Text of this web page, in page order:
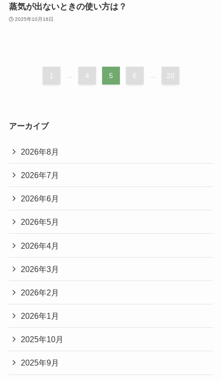
蒸気が出ないときの使い方は？
2025年10月16日
1 ... 4 5 6 ... 20
アーカイブ
2026年8月
2026年7月
2026年6月
2026年5月
2026年4月
2026年3月
2026年2月
2026年1月
2025年10月
2025年9月